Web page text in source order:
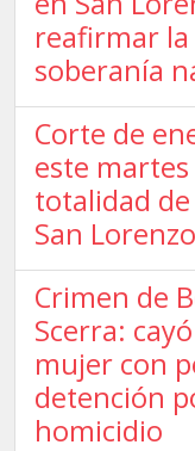
reafirmar la
soberanía
Corte de
este martes
totalidad
San Lorenzo
Crimen de
Scerra:
mujer con
detención
homicidio